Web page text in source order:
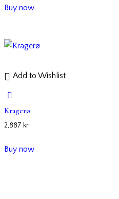
Buy now
Add to Wishlist
Kragerø
2,887 kr
Buy now